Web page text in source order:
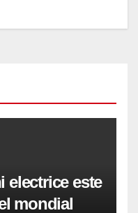
electrice este
mondial